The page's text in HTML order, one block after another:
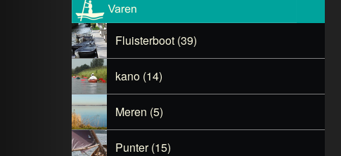
Fluisterboot (39)
kano (14)
Meren (5)
Punter (15)